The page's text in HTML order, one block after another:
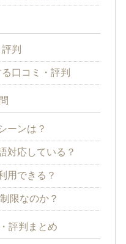
判
口コミ・評判
ーンは？
対応している？
用できる？
限なのか？
評判まとめ